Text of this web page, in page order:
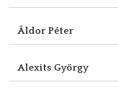
Áldor Péter
Alexits György